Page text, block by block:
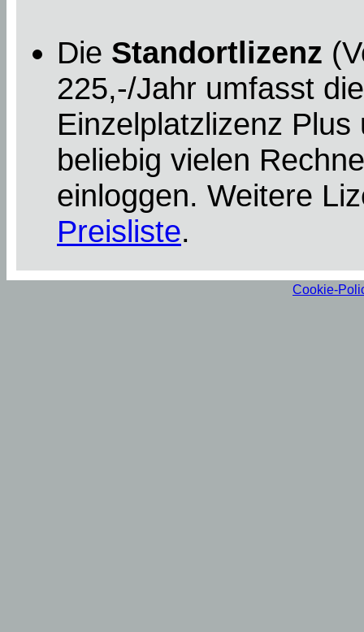
Die Standortlizenz
225,-/Jahr umfasst
Einzelplatzlizenz
beliebig vielen
einloggen. Weitere
Preisliste.
Cookie-